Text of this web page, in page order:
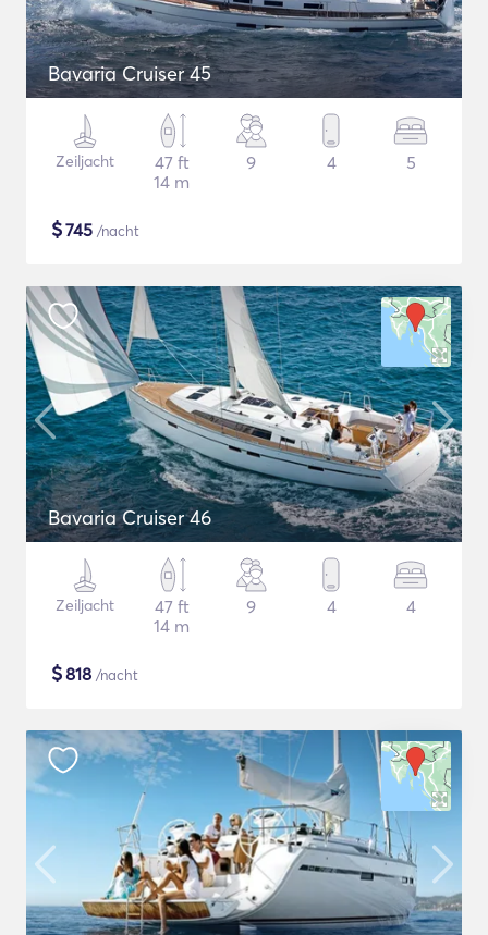
Bavaria Cruiser 45
Zeiljacht
47 ft
14 m
9 4 5
$745 /nacht
Bavaria Cruiser 46
Zeiljacht
47 ft
14 m
9 4 4
$818 /nacht